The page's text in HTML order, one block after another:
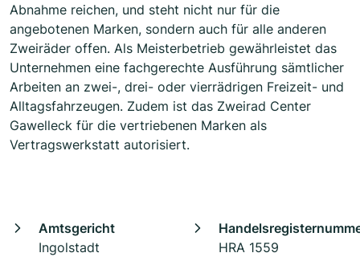
Abnahme reichen, und steht nicht nur für die
angebotenen Marken, sondern auch für alle anderen
Zweiräder offen. Als Meisterbetrieb gewährleistet das
Unternehmen eine fachgerechte Ausführung sämtlicher
Arbeiten an zwei-, drei- oder vierrädrigen Freizeit- und
Alltagsfahrzeugen. Zudem ist das Zweirad Center
Gawelleck für die vertriebenen Marken als
Vertragswerkstatt autorisiert.
Amtsgericht
Ingolstadt
HRA 1559